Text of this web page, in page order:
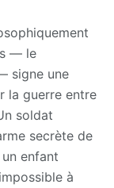
— le
signe une
la guerre entre
soldat
secrète de
enfant
à